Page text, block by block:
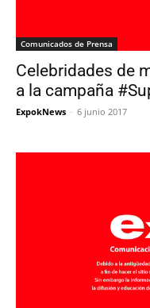
Comunicados de Prensa
Celebridades de
a la campaña
ExpokNews - 6 junio 2017